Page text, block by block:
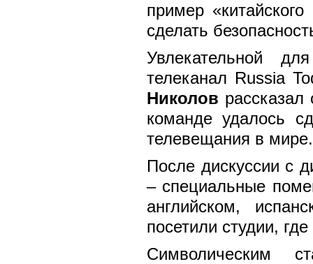
пример
сделать
Увлекательной
телеканал Russia
Николов рассказал
команде удалось
телевещания в
После дискуссии с
– специальные
английском,
посетили студии,
Символическим